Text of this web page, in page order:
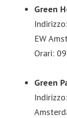
Green
EW
Orari:
Green